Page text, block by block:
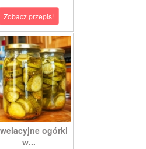
Zobacz przepis!
ogórki
w...